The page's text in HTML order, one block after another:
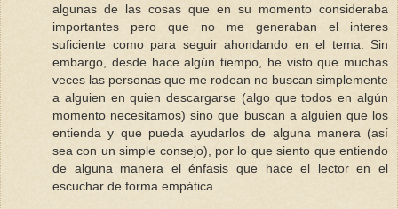
algunas de las cosas que en su momento consideraba
importantes pero que no me generaban el interes
suficiente como para seguir ahondando en el tema. Sin
embargo, desde hace algún tiempo, he visto que muchas
veces las personas que me rodean no buscan simplemente
a alguien en quien descargarse (algo que todos en algún
momento necesitamos) sino que buscan a alguien que los
entienda y que pueda ayudarlos de alguna manera (así
sea con un simple consejo), por lo que siento que entiendo
de alguna manera el énfasis que hace el lector en el
escuchar de forma empática.